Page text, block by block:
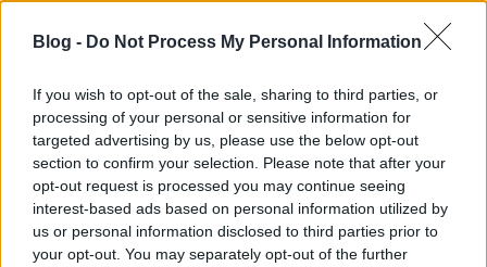
Blog - Do Not Process My Personal Information
If you wish to opt-out of the sale, sharing to third parties, or
processing of your personal or sensitive information for
targeted advertising by us, please use the below opt-out
section to confirm your selection. Please note that after your
opt-out request is processed you may continue seeing
interest-based ads based on personal information utilized by
us or personal information disclosed to third parties prior to
your opt-out. You may separately opt-out of the further
14 éve
Egyébként, majd mesélje el Vonababa, mit is kersett
orvbán polgári ökörkörében, hogy lett jóban a
Vezérrel, mikben találtak ott egymásra stb. stb.Ha
Sorosnak köszönhetjük Orvbánt - a Jobbik
levezetésében - hát legalább annyira Orvbánnak
Vonát meg a kis mókusőrsét. Cui prodest?